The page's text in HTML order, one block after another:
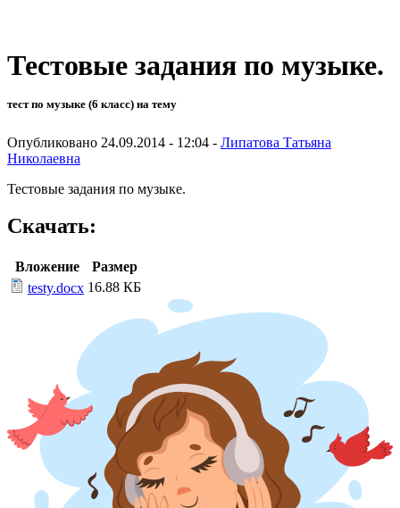
Тестовые задания по музыке.
тест по музыке (6 класс) на тему
Опубликовано 24.09.2014 - 12:04 - Липатова Татьяна
Николаевна
Тестовые задания по музыке.
Скачать:
Вложение
Размер
testy.docx 16.88 КБ